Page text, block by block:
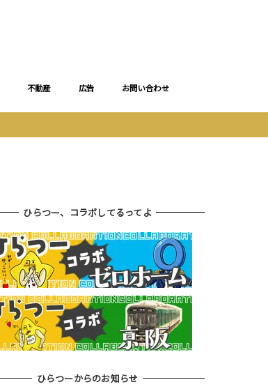
不動産 広告 お問い合わせ
ひらつー、コラボしてるってよ
ひらつーからのお知らせ